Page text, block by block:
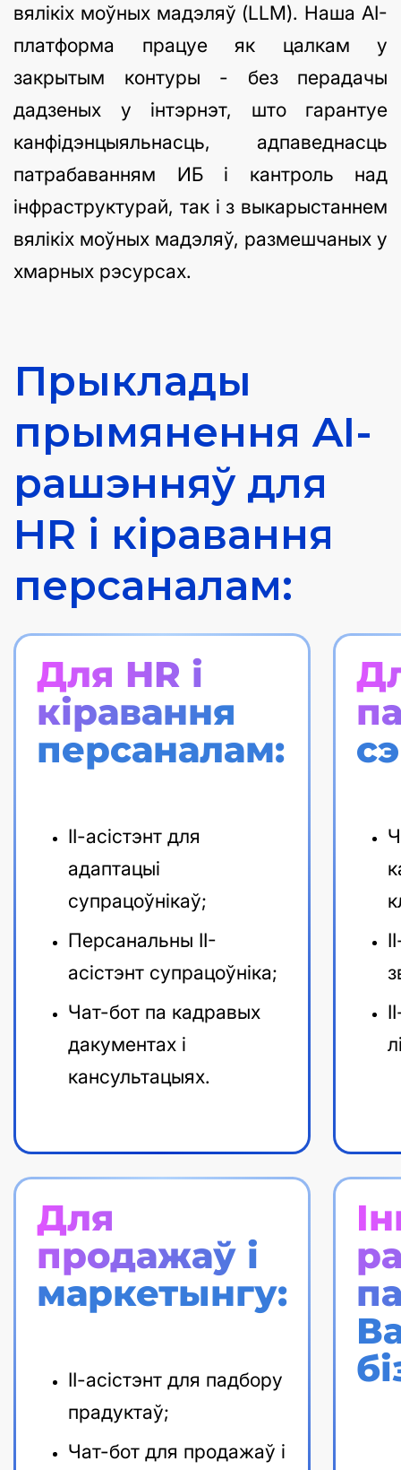
вялікіх моўных мадэляў (LLM). Наша AI-
платформа працуе як цалкам у
закрытым контуры - без перадачы
дадзеных у інтэрнэт, што гарантуе
канфідэнцыяльнасць, адпаведнасць
патрабаванням ИБ і кантроль над
інфраструктурай, так і з выкарыстаннем
вялікіх моўных мадэляў, размешчаных у
хмарных рэсурсах.
Прыклады
прымянення AI-
рашэнняў для
HR і кіравання
персаналам:
Для HR і
кіравання
персаналам:
ІІ-асістэнт для
адаптацыі
супрацоўнікаў;
Персанальны ІІ-
асістэнт супрацоўніка;
Чат-бот па кадравых
дакументах і
кансультацыях.
Для
продажаў і
маркетынгу:
ІІ-асістэнт для падбору
прадуктаў;
Чат-бот для продажаў і